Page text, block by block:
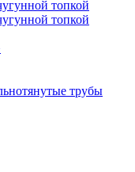
топкой
топкой
трубы